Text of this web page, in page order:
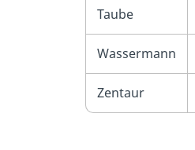
Taube
Wassermann
Zentaur